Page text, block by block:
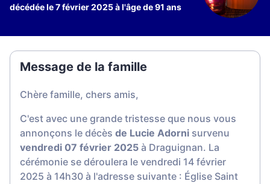
décédée le 7 février 2025 à l'âge de 91 ans
Message de la famille
Chère famille, chers amis,
C'est avec une grande tristesse que nous vous
annonçons le décès de Lucie Adorni survenu
vendredi 07 février 2025 à Draguignan. La
cérémonie se déroulera le vendredi 14 février
2025 à 14h30 à l'adresse suivante : Église Saint